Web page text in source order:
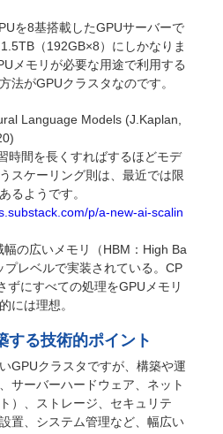
を8基搭載したGPUサーバーで
（192GB×8）にしかなりま
メモリが必要な用途で利用する
法がGPUクラスタなのです。
Language Models (J.Kaplan,
時間を長くすればするほどモデ
スケーリング則は、最近では限
るようです。
p/a-new-ai-scalin
幅の広いメモリ（HBM：High Ba
レベルで実装されている。CP
ずにすべての処理をGPUメモリ
には理想。
する技術的ポイント
GPUクラスタですが、構築や運
サーバーハードウェア、ネット
）、ストレージ、セキュリテ
置、システム管理など、幅広い